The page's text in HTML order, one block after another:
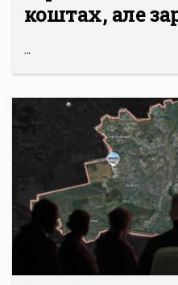
коштах, але
...